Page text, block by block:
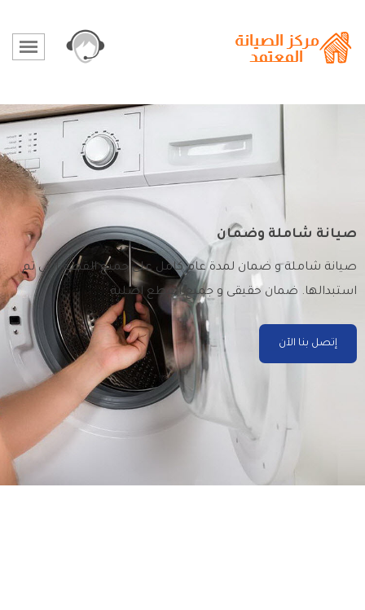
صيانة شاملة وضمان
صيانة شاملة و ضمان لمدة عام كامل على جميع القطع التى تم
استبدالها. ضمان حقيقى و جميع القطع اصلية.
إتصل بنا الآن